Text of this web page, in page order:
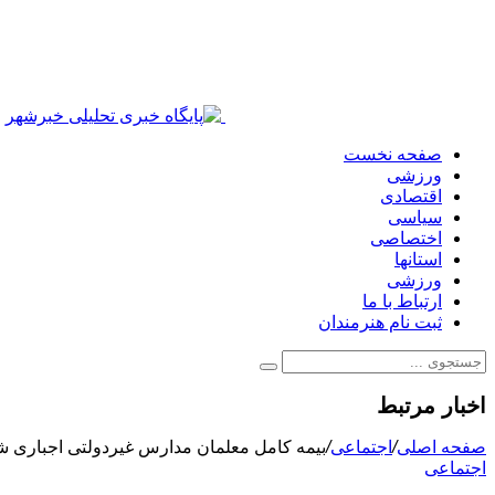
صفحه نخست
ورزشی
اقتصادی
سیاسی
اختصاصی
استانها
ورزشی
ارتباط با ما
ثبت نام هنرمندان
اخبار مرتبط
صفحه اصلی/اجتماعی/بیمه کامل معلمان مدارس غیردولتی اجباری
اجتماعی